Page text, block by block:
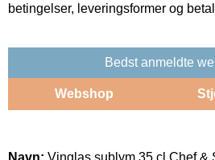
betingelser, leveringsformer og
Bedst anmeldte
Webshop
Navn: Vinglas sublym 35 cl Chef &